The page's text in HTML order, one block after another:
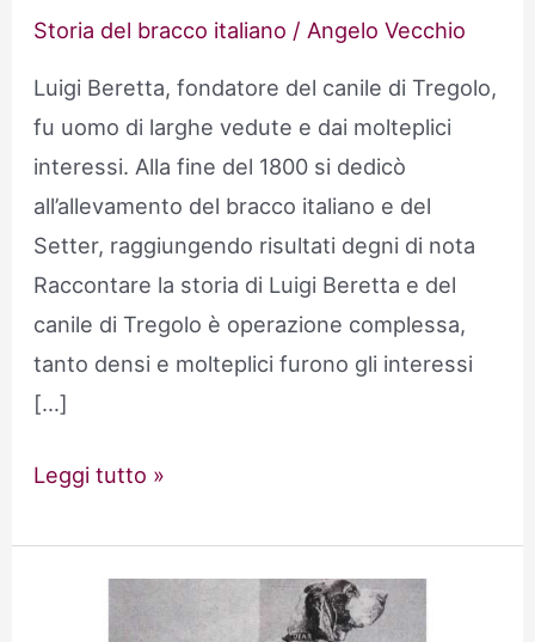
Storia del bracco italiano / Angelo Vecchio
Luigi Beretta, fondatore del canile di Tregolo,
fu uomo di larghe vedute e dai molteplici
interessi. Alla fine del 1800 si dedicò
all’allevamento del bracco italiano e del
Setter, raggiungendo risultati degni di nota
Raccontare la storia di Luigi Beretta e del
canile di Tregolo è operazione complessa,
tanto densi e molteplici furono gli interessi
[…]
Il
di
Leggi tutto »